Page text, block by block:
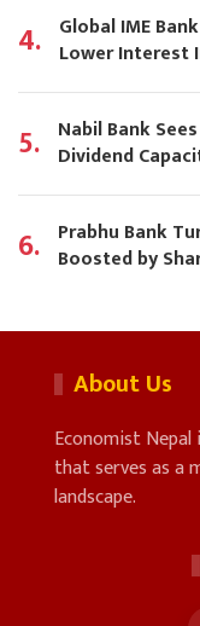
4. Global IME
Lower Interest
5. Nabil Bank
Dividend
6. Prabhu Bank
Boosted by
About Us
Economist
that serves as a
landscape.